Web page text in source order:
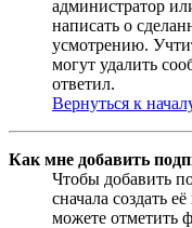
администратор
написать о
усмотрению.
могут удалить
ответил.
Вернуться к
Как мне добавить
Чтобы добавить
сначала создать
можете отметить